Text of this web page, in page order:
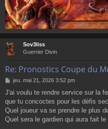
Sov3liss
Guerrier Divin
Re: Pronostics Coupe du
M
s
s
a
g
jeu. mai 21, 2026 3:52 pm
J'ai voulu te rendre service sur la
que tu concoctes pour les défis
Quel joueur va se prendre le plus
Quel sera le gardien qui aura fait